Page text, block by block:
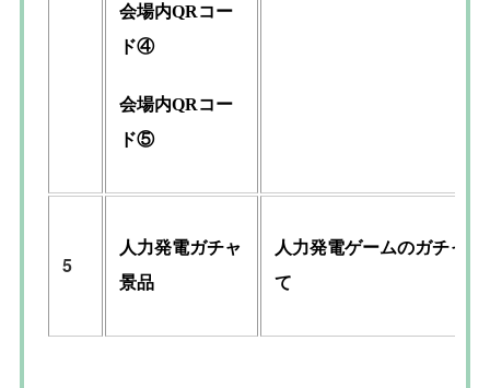
会場内QRコー
ド④
会場内QRコー
ド⑤
5
人力発電ガチャ
景品
人力発電ゲームのガチャ
て